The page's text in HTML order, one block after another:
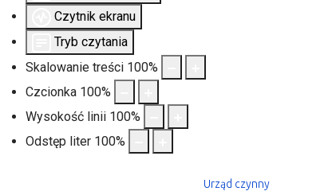
Czytnik ekranu
Tryb czytania
Skalowanie treści 100%
Czcionka 100%
Wysokość linii 100%
Odstęp liter 100%
Urząd czynny